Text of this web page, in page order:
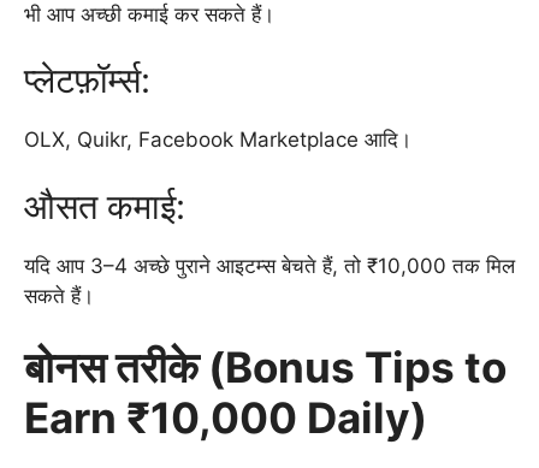
भी आप अच्छी कमाई कर सकते हैं।
प्लेटफ़ॉर्म्स:
OLX, Quikr, Facebook Marketplace आदि।
औसत कमाई:
यदि आप 3–4 अच्छे पुराने आइटम्स बेचते हैं, तो ₹10,000 तक मिल
सकते हैं।
बोनस तरीके (Bonus Tips to
Earn ₹10,000 Daily)